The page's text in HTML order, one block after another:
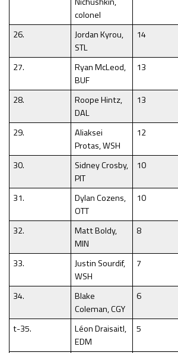
colonel
26.
Jordan Kyrou,
STL
14
27.
Ryan McLeod,
BUF
13
28.
Roope Hintz,
DAL
13
29.
Aliaksei
Protas, WSH
12
30.
Sidney Crosby,
PIT
10
31.
Dylan Cozens,
OTT
10
32.
Matt Boldy,
MIN
8
33.
Justin Sourdif,
WSH
7
34.
Blake
Coleman, CGY
6
t-35.
Léon Draisaitl,
EDM
5